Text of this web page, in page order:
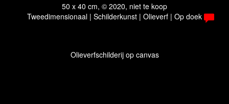
50 x 40 cm, © 2020, niet te koop
Tweedimensionaal | Schilderkunst | Olieverf | Op doek
Olieverfschilderij op canvas